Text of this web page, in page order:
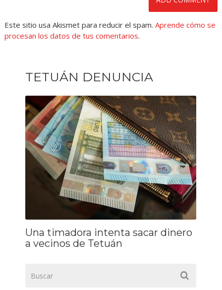
Este sitio usa Akismet para reducir el spam. Aprende cómo se
procesan los datos de tus comentarios.
TETUÁN DENUNCIA
Una timadora intenta sacar dinero
a vecinos de Tetuán